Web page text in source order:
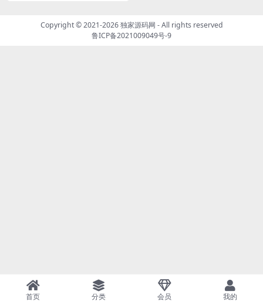
Copyright © 2021-2026独家源码网 - All rights reserved
鲁ICP备2021009049号-9
首页 分类 会员 我的